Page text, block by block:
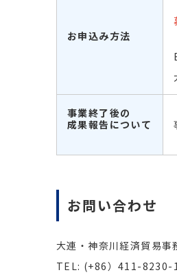
お申込み方法
事業終了後の
成果報告について
お問い合わせ
大連・神奈川経済貿易
TEL: (+86）411-8230-